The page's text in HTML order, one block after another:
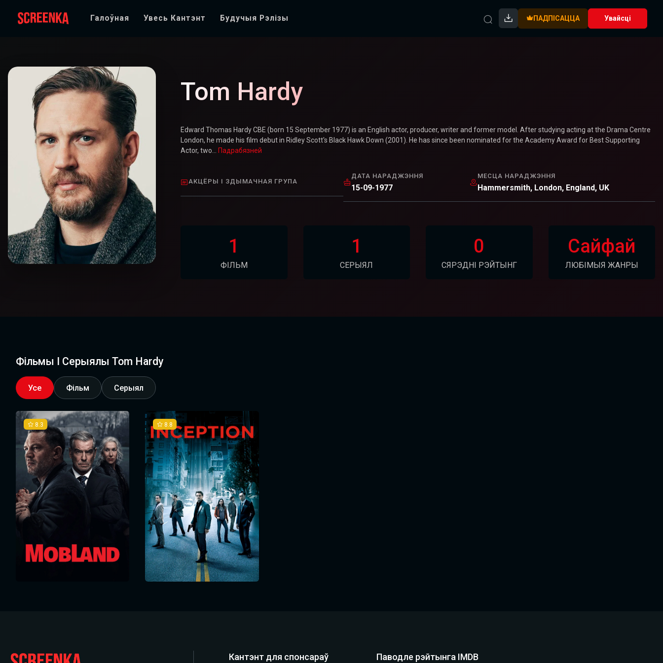
Галоўная Увесь Кантэнт Будучыя Рэлізы ПАДПІСАЦЦА Увайсці
Tom Hardy
Edward Thomas Hardy CBE (born 15 September 1977) is an English actor, producer, writer and former model. After studying acting at the Drama Centre
London, he made his film debut in Ridley Scott's Black Hawk Down (2001). He has since been nominated for the Academy Award for Best Supporting
Actor, two...
Падрабязней
АКЦЁРЫ І ЗДЫМАЧНАЯ ГРУПА
ДАТА НАРАДЖЭННЯ
15-09-1977
МЕСЦА НАРАДЖЭННЯ
Hammersmith, London, England, UK
1
ФІЛЬМ
1
СЕРЫЯЛ
0
СЯРЭДНІ РЭЙТЫНГ
Сайфай
ЛЮБІМЫЯ ЖАНРЫ
Фільмы І Серыялы Tom Hardy
Усе Фільм Серыял
8.3 8.8
Кантэнт для спонсараў Паводле рэйтынга IMDB